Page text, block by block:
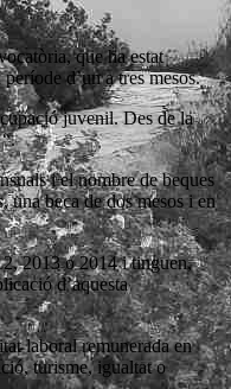
que ha estat
d’un a tres mesos.
juvenil. Des de la
i el nombre de beques
una beca de dos mesos i en
2013 o 2014 i tinguen,
d’aquesta
laboral remunerada en
turisme, igualtat o